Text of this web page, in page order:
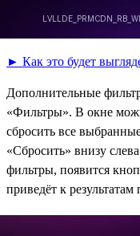
► Как это будет
Дополнительные
«Фильтры». В окне
сбросить все
«Сбросить» внизу
фильтры, появится
приведёт к результатам